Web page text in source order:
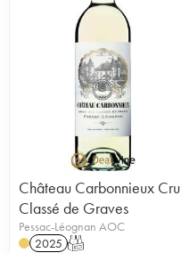
Château Carbonnieux Cru
Classé de Graves
Pessac-Léognan AOC
2025 T